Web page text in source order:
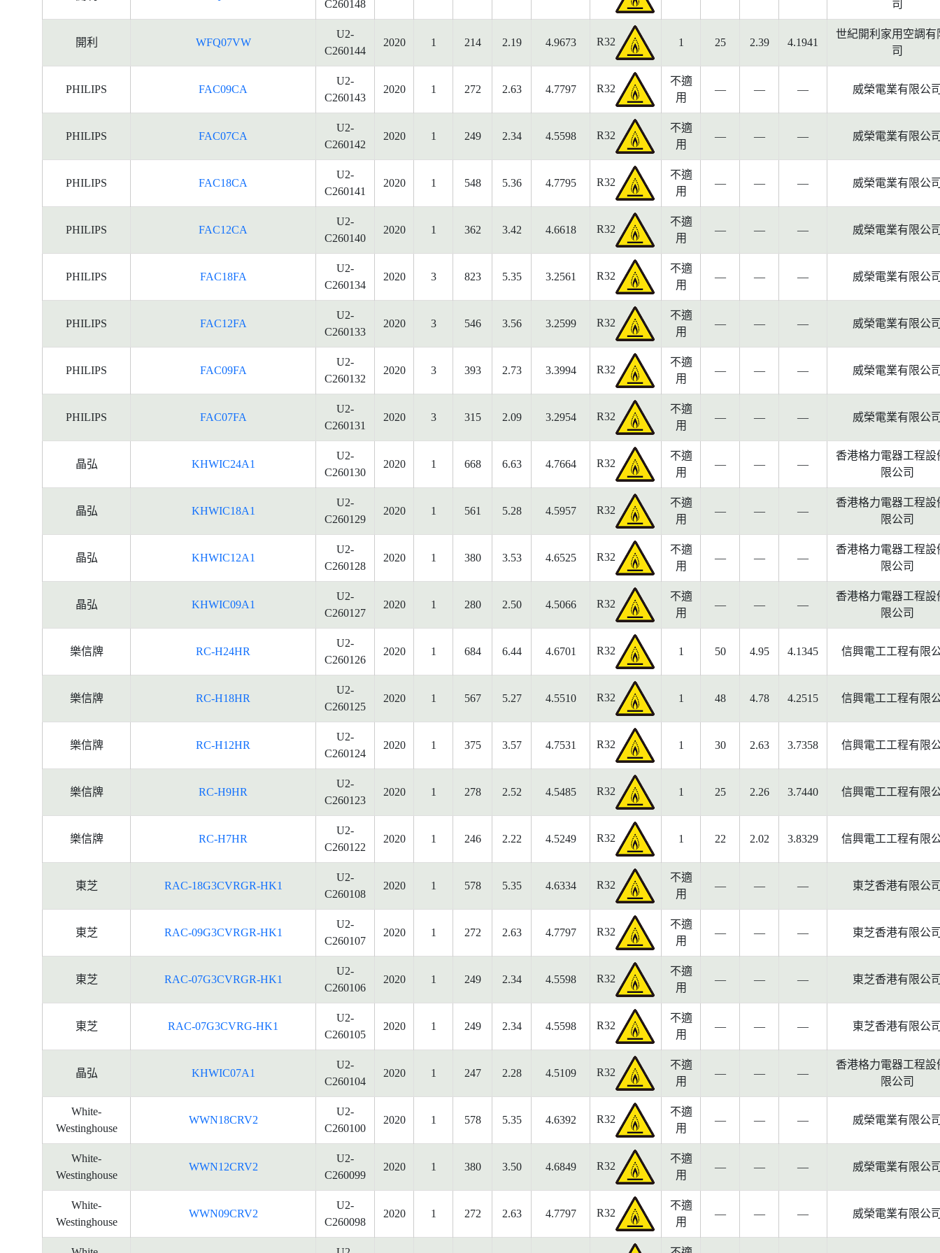
C260148 司
開利 WFQ07VW
U2-
C260144
2020 1 214 2.19 4.9673 R32 1 25 2.39 4.1941
世紀開利家用空調有
司
PHILIPS FAC09CA
U2-
C260143
2020 1 272 2.63 4.7797 R32
不適
用
— — — 威榮電業有限公
PHILIPS FAC07CA
U2-
C260142
2020 1 249 2.34 4.5598 R32
不適
用
— — — 威榮電業有限公
PHILIPS FAC18CA
U2-
C260141
2020 1 548 5.36 4.7795 R32
不適
用
— — — 威榮電業有限公
PHILIPS FAC12CA
U2-
C260140
2020 1 362 3.42 4.6618 R32
不適
用
— — — 威榮電業有限公
PHILIPS FAC18FA
U2-
C260134
2020 3 823 5.35 3.2561 R32
不適
用
— — — 威榮電業有限公
PHILIPS FAC12FA
U2-
C260133
2020 3 546 3.56 3.2599 R32
不適
用
— — — 威榮電業有限公
PHILIPS FAC09FA
U2-
C260132
2020 3 393 2.73 3.3994 R32
不適
用
— — — 威榮電業有限公
PHILIPS FAC07FA
U2-
C260131
2020 3 315 2.09 3.2954 R32
不適
用
— — — 威榮電業有限公
晶弘 KHWIC24A1
U2-
C260130
2020 1 668 6.63 4.7664 R32
不適
用
— — —
香港格力電器工程設
限公司
晶弘 KHWIC18A1
U2-
C260129
2020 1 561 5.28 4.5957 R32
不適
用
— — —
香港格力電器工程設
限公司
晶弘 KHWIC12A1
U2-
C260128
2020 1 380 3.53 4.6525 R32
不適
用
— — —
香港格力電器工程設
限公司
晶弘 KHWIC09A1
U2-
C260127
2020 1 280 2.50 4.5066 R32
不適
用
— — —
香港格力電器工程設
限公司
樂信牌 RC-H24HR
U2-
C260126
2020 1 684 6.44 4.6701 R32 1 50 4.95 4.1345 信興電工工程有限
樂信牌 RC-H18HR
U2-
C260125
2020 1 567 5.27 4.5510 R32 1 48 4.78 4.2515 信興電工工程有限
樂信牌 RC-H12HR
U2-
C260124
2020 1 375 3.57 4.7531 R32 1 30 2.63 3.7358 信興電工工程有限
樂信牌 RC-H9HR
U2-
C260123
2020 1 278 2.52 4.5485 R32 1 25 2.26 3.7440 信興電工工程有限
樂信牌 RC-H7HR
U2-
C260122
2020 1 246 2.22 4.5249 R32 1 22 2.02 3.8329 信興電工工程有限
東芝 RAC-18G3CVRGR-HK1
U2-
C260108
2020 1 578 5.35 4.6334 R32
不適
用
— — — 東芝香港有限公
東芝 RAC-09G3CVRGR-HK1
U2-
C260107
2020 1 272 2.63 4.7797 R32
不適
用
— — — 東芝香港有限公
東芝 RAC-07G3CVRGR-HK1
U2-
C260106
2020 1 249 2.34 4.5598 R32
不適
用
— — — 東芝香港有限公
東芝 RAC-07G3CVRG-HK1
U2-
C260105
2020 1 249 2.34 4.5598 R32
不適
用
— — — 東芝香港有限公
晶弘 KHWIC07A1
U2-
C260104
2020 1 247 2.28 4.5109 R32
不適
用
— — —
香港格力電器工程設
限公司
White-
Westinghouse
WWN18CRV2
U2-
C260100
2020 1 578 5.35 4.6392 R32
不適
用
— — — 威榮電業有限公
White-
Westinghouse
WWN12CRV2
U2-
C260099
2020 1 380 3.50 4.6849 R32
不適
用
— — — 威榮電業有限公
White-
Westinghouse
WWN09CRV2
U2-
C260098
2020 1 272 2.63 4.7797 R32
不適
用
— — — 威榮電業有限公